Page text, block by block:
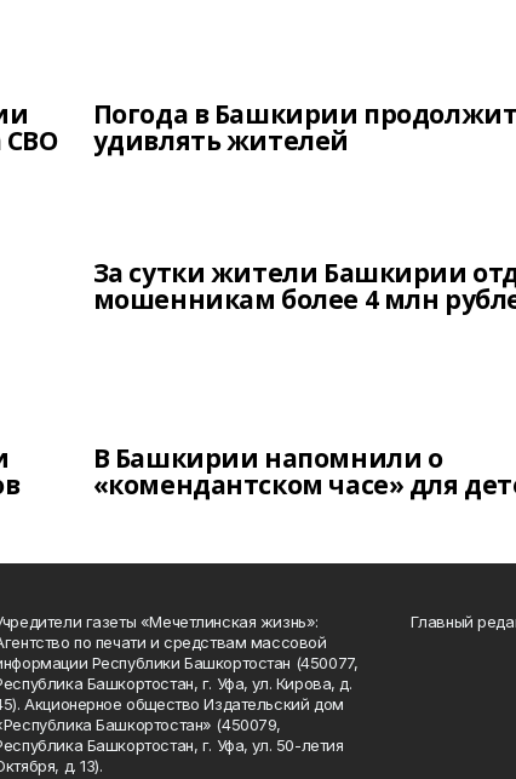
СВО
Погода в Башкирии продолжит
удивлять жителей
За сутки жители Башкирии
мошенникам более 4 млн
В Башкирии напомнили о
«комендантском часе» для
газеты «Мечетлинская жизнь»:
по печати и средствам массовой
Республики Башкортостан (450077,
Башкортостан, г. Уфа, ул. Кирова, д.
Акционерное общество Издательский дом
Башкортостан» (450079,
Башкортостан, г. Уфа, ул. 50-летия
д. 13).
Главный